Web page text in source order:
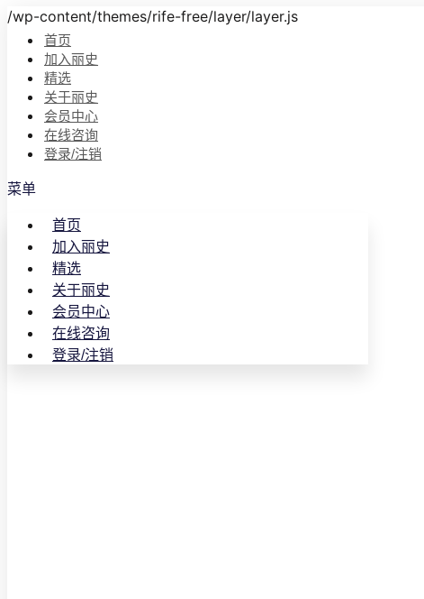
/wp-content/themes/rife-free/layer/layer.js
首页
加入丽史
精选
关于丽史
会员中心
在线咨询
登录/注销
菜单
首页
加入丽史
精选
关于丽史
会员中心
在线咨询
登录/注销